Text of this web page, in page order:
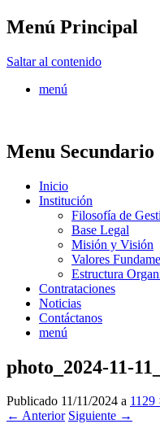
Menú Principal
Saltar al contenido
menú
Menu Secundario
Inicio
Institución
Filosofía de
Base Legal
Misión y Visión
Valores
Estructura
Contrataciones
Noticias
Contáctanos
menú
photo_2024-11-
Publicado 11/11/2024 a 1129
← Anterior Siguiente →